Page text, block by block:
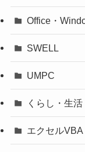
Office・
SWELL
UMPC
くらし・生活
エクセルVBA